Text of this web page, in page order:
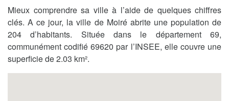
Mieux comprendre sa ville à l’aide de quelques chiffres
clés. A ce jour, la ville de Moiré abrite une population de
204 d’habitants. Située dans le département 69,
communément codifié 69620 par l’INSEE, elle couvre une
superficie de 2.03 km².